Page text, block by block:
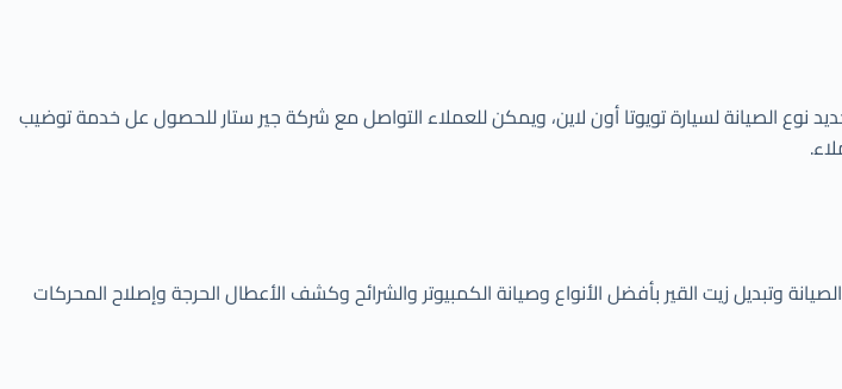
نوع الصيانة لسيارة تويوتا أون لاين، ويمكن للعملاء التواصل مع شركة جير ستار للحصول عل خدمة توضيب
جير ستار من 4000 جتى 10000 ريال سعودي مع أعمال الصيانة وتبديل زيت القير بأفضل الأنواع وصيانة الكمبيوتر والشرائح وكشف الأعطال الحرجة وإصلاح المحركات